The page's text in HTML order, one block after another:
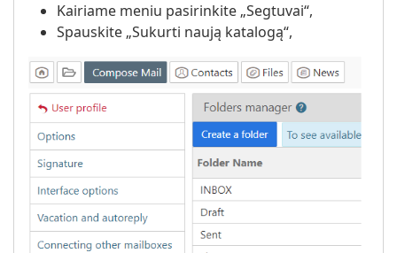
Kairiame meniu pasirinkite „Segtuvai“,
Spauskite „Sukurti naują katalogą“,